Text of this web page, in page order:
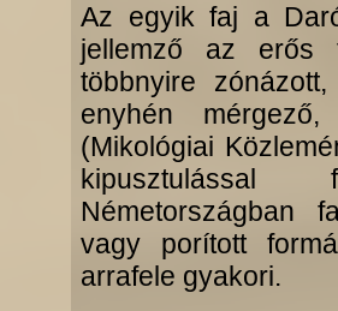
Az egyik faj a
jellemző az erős
többnyire
enyhén
(Mikológiai
kipusztulással
Németországban
vagy porított
arrafele gyakori.